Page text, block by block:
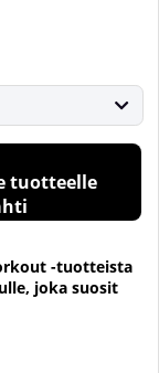
tuotteelle
-tuotteista
joka suosit